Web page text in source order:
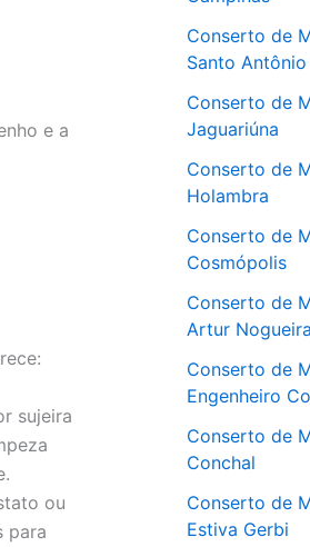
e a
sujeira
ou
para
Conserto de
Santo
Conserto de
Jaguariúna
Conserto de
Holambra
Conserto de
Cosmópolis
Conserto de
Artur Nogueira
Conserto de
Engenheiro
Conserto de
Conchal
Conserto de
Estiva Gerbi